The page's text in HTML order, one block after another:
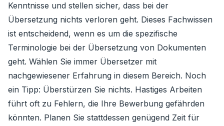
Kenntnisse und stellen sicher, dass bei der
Übersetzung nichts verloren geht. Dieses Fachwissen
ist entscheidend, wenn es um die spezifische
Terminologie bei der Übersetzung von Dokumenten
geht. Wählen Sie immer Übersetzer mit
nachgewiesener Erfahrung in diesem Bereich. Noch
ein Tipp: Überstürzen Sie nichts. Hastiges Arbeiten
führt oft zu Fehlern, die Ihre Bewerbung gefährden
könnten. Planen Sie stattdessen genügend Zeit für